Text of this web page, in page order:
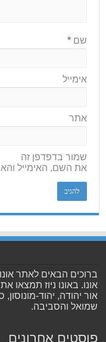
שם*
אימייל
אתר
שמור בדפדפן זה
את השם, האימייל
ברוכים הבאים לאתר
אונו. באונו ניוז תמצאו
אור יהודה, יהוד-מונוסון,
שמואל והסביבה.
פוסטים אחרונים